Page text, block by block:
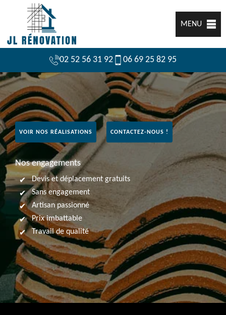
MENU
02 52 56 31 92 06 69 25 82 95
VOIR NOS RÉALISATIONS CONTACTEZ-NOUS !
Nos engagements
Devis et déplacement gratuits
Sans engagement
Artisan passionné
Prix imbattable
Travail de qualité